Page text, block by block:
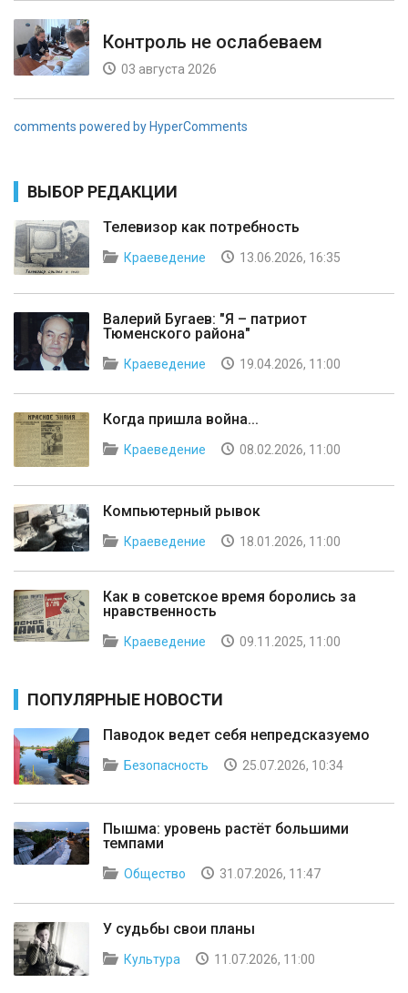
Контроль не ослабеваем
03 августа 2026
comments powered by HyperComments
ВЫБОР РЕДАКЦИИ
Телевизор как потребность
Краеведение 13.06.2026, 16:35
Валерий Бугаев: "Я – патриот
Тюменского района"
Краеведение 19.04.2026, 11:00
Когда пришла война...
Краеведение 08.02.2026, 11:00
Компьютерный рывок
Краеведение 18.01.2026, 11:00
Как в советское время боролись за
нравственность
Краеведение 09.11.2025, 11:00
ПОПУЛЯРНЫЕ НОВОСТИ
Паводок ведет себя непредсказуемо
Безопасность 25.07.2026, 10:34
Пышма: уровень растёт большими
темпами
Общество 31.07.2026, 11:47
У судьбы свои планы
Культура 11.07.2026, 11:00